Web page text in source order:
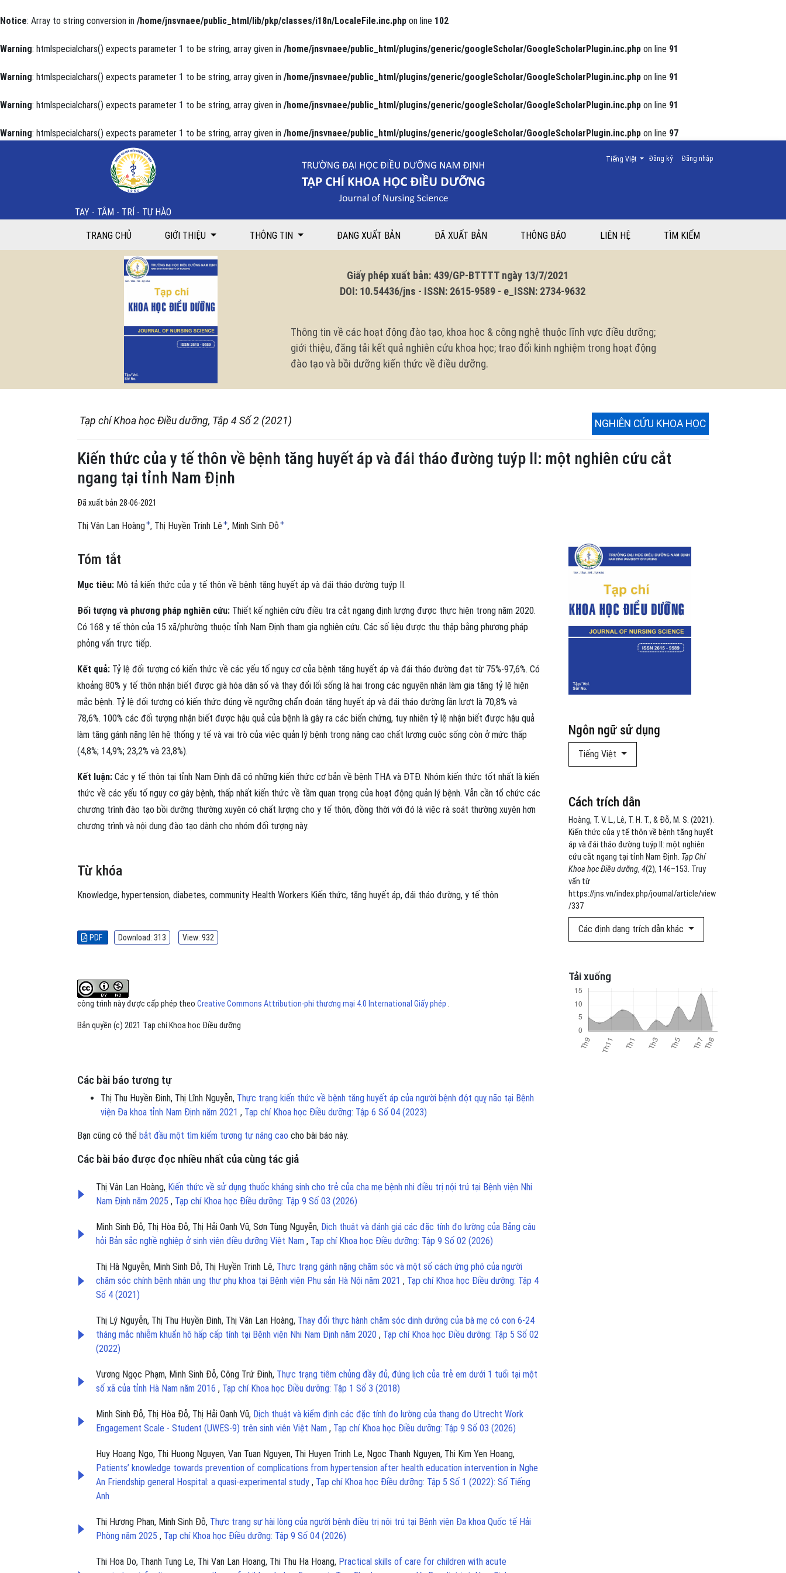
Notice: Array to string conversion in /home/jnsvnaee/public_html/lib/pkp/classes/i18n/LocaleFile.inc.php on line 102
Warning: htmlspecialchars() expects parameter 1 to be string, array given in /home/jnsvnaee/public_html/plugins/generic/googleScholar/GoogleScholarPlugin.inc.php on line 91
Warning: htmlspecialchars() expects parameter 1 to be string, array given in /home/jnsvnaee/public_html/plugins/generic/googleScholar/GoogleScholarPlugin.inc.php on line 91
Warning: htmlspecialchars() expects parameter 1 to be string, array given in /home/jnsvnaee/public_html/plugins/generic/googleScholar/GoogleScholarPlugin.inc.php on line 91
Warning: htmlspecialchars() expects parameter 1 to be string, array given in /home/jnsvnaee/public_html/plugins/generic/googleScholar/GoogleScholarPlugin.inc.php on line 97
Kiến thức của y tế thôn về bệnh tăng huyết áp và đái tháo đường tuýp II: một nghiên cứu cắt ngang tại tỉnh Nam Định
TAY - TÂM - TRÍ - TỰ HÀO
Đăng ký Đăng nhập
Thay đổi ngôn ngữ. Ngôn ngữ hiện tại là:
Tiếng Việt
TRANG CHỦ GIỚI THIỆU THÔNG TIN ĐANG XUẤT BẢN ĐÃ XUẤT BẢN THÔNG BÁO LIÊN HỆ TÌM KIẾM
Giấy phép xuất bản: 439/GP-BTTTT ngày 13/7/2021
DOI: 10.54436/jns - ISSN: 2615-9589 - e_ISSN: 2734-9632
Thông tin về các hoạt động đào tạo, khoa học & công nghệ thuộc lĩnh vực điều dưỡng;
giới thiệu, đăng tải kết quả nghiên cứu khoa học; trao đổi kinh nghiệm trong hoạt động
đào tạo và bồi dưỡng kiến thức về điều dưỡng.
Tạp chí Khoa học Điều dưỡng, Tập 4 Số 2 (2021) NGHIÊN CỨU KHOA HỌC
Kiến thức của y tế thôn về bệnh tăng huyết áp và đái tháo đường tuýp II: một nghiên cứu cắt
ngang tại tỉnh Nam Định
Đã xuất bản 28-06-2021
Thị Vân Lan Hoàng+ Thị Huyền Trinh Lê + Minh Sinh Đỗ +
Ngôn ngữ sử dụng
Tiếng Việt
Cách trích dẫn
Hoàng, T. V. L., Lê, T. H. T., & Đỗ, M. S. (2021).
Kiến thức của y tế thôn về bệnh tăng huyết
áp và đái tháo đường tuýp II: một nghiên
cứu cắt ngang tại tỉnh Nam Định. Tạp Chí
Khoa học Điều dưỡng, 4(2), 146–153. Truy
vấn từ
https://jns.vn/index.php/journal/article/view
/337
Các định dạng trích dẫn khác
Tải xuống
Tóm tắt
Mục tiêu: Mô tả kiến thức của y tế thôn về bệnh tăng huyết áp và đái tháo đường tuýp II.
Đối tượng và phương pháp nghiên cứu: Thiết kế nghiên cứu điều tra cắt ngang định lượng được thực hiện trong năm 2020.
Có 168 y tế thôn của 15 xã/phường thuộc tỉnh Nam Định tham gia nghiên cứu. Các số liệu được thu thập bằng phương pháp
phỏng vấn trực tiếp.
Kết quả: Tỷ lệ đối tượng có kiến thức về các yếu tố nguy cơ của bệnh tăng huyết áp và đái tháo đường đạt từ 75%-97,6%. Có
khoảng 80% y tế thôn nhận biết được già hóa dân số và thay đổi lối sống là hai trong các nguyên nhân làm gia tăng tỷ lệ hiện
mắc bệnh. Tỷ lệ đối tượng có kiến thức đúng về ngưỡng chẩn đoán tăng huyết áp và đái tháo đường lần lượt là 70,8% và
78,6%. 100% các đối tượng nhận biết được hậu quả của bệnh là gây ra các biến chứng, tuy nhiên tỷ lệ nhận biết được hậu quả
làm tăng gánh nặng lên hệ thống y tế và vai trò của việc quản lý bệnh trong nâng cao chất lượng cuộc sống còn ở mức thấp
(4,8%; 14,9%; 23,2% và 23,8%).
Kết luận: Các y tế thôn tại tỉnh Nam Định đã có những kiến thức cơ bản về bệnh THA và ĐTĐ. Nhóm kiến thức tốt nhất là kiến
thức về các yếu tố nguy cơ gây bệnh, thấp nhất kiến thức về tầm quan trọng của hoạt động quản lý bệnh. Vẫn cần tổ chức các
chương trình đào tạo bồi dưỡng thường xuyên có chất lượng cho y tế thôn, đồng thời với đó là việc rà soát thường xuyên hơn
chương trình và nội dung đào tạo dành cho nhóm đối tượng này.
Từ khóa
Knowledge, hypertension, diabetes, community Health Workers Kiến thức, tăng huyết áp, đái tháo đường, y tế thôn
PDF Download: 313 View: 932
công trình này được cấp phép theo Creative Commons Attribution-phi thương mại 4.0 International Giấy phép .
Bản quyền (c) 2021 Tạp chí Khoa học Điều dưỡng
Các bài báo tương tự
Thị Thu Huyền Đinh, Thị Lĩnh Nguyễn, Thực trạng kiến thức về bệnh tăng huyết áp của người bệnh đột quỵ não tại Bệnh
viện Đa khoa tỉnh Nam Định năm 2021 , Tạp chí Khoa học Điều dưỡng: Tập 6 Số 04 (2023)
Bạn cũng có thể bắt đầu một tìm kiếm tương tự nâng cao cho bài báo này.
Các bài báo được đọc nhiều nhất của cùng tác giả
Thị Vân Lan Hoàng, Kiến thức về sử dụng thuốc kháng sinh cho trẻ của cha mẹ bệnh nhi điều trị nội trú tại Bệnh viện Nhi
Nam Định năm 2025 , Tạp chí Khoa học Điều dưỡng: Tập 9 Số 03 (2026)
Minh Sinh Đỗ, Thị Hòa Đỗ, Thị Hải Oanh Vũ, Sơn Tùng Nguyễn, Dịch thuật và đánh giá các đặc tính đo lường của Bảng câu
hỏi Bản sắc nghề nghiệp ở sinh viên điều dưỡng Việt Nam , Tạp chí Khoa học Điều dưỡng: Tập 9 Số 02 (2026)
Thị Hà Nguyễn, Minh Sinh Đỗ, Thị Huyền Trinh Lê, Thực trạng gánh nặng chăm sóc và một số cách ứng phó của người
chăm sóc chính bệnh nhân ung thư phụ khoa tại Bệnh viện Phụ sản Hà Nội năm 2021 , Tạp chí Khoa học Điều dưỡng: Tập 4
Số 4 (2021)
Thị Lý Nguyễn, Thị Thu Huyền Đinh, Thị Vân Lan Hoàng, Thay đổi thực hành chăm sóc dinh dưỡng của bà mẹ có con 6-24
tháng mắc nhiễm khuẩn hô hấp cấp tính tại Bệnh viện Nhi Nam Định năm 2020 , Tạp chí Khoa học Điều dưỡng: Tập 5 Số 02
(2022)
Vương Ngọc Phạm, Minh Sinh Đỗ, Công Trứ Đinh, Thực trạng tiêm chủng đầy đủ, đúng lịch của trẻ em dưới 1 tuổi tại một
số xã của tỉnh Hà Nam năm 2016 , Tạp chí Khoa học Điều dưỡng: Tập 1 Số 3 (2018)
Minh Sinh Đỗ, Thị Hòa Đỗ, Thị Hải Oanh Vũ, Dịch thuật và kiểm định các đặc tính đo lường của thang đo Utrecht Work
Engagement Scale - Student (UWES-9) trên sinh viên Việt Nam , Tạp chí Khoa học Điều dưỡng: Tập 9 Số 03 (2026)
Huy Hoang Ngo, Thi Huong Nguyen, Van Tuan Nguyen, Thi Huyen Trinh Le, Ngoc Thanh Nguyen, Thi Kim Yen Hoang,
Patients’ knowledge towards prevention of complications from hypertension after health education intervention in Nghe
An Friendship general Hospital: a quasi-experimental study , Tạp chí Khoa học Điều dưỡng: Tập 5 Số 1 (2022): Số Tiếng
Anh
Thị Hương Phan, Minh Sinh Đỗ, Thực trạng sự hài lòng của người bệnh điều trị nội trú tại Bệnh viện Đa khoa Quốc tế Hải
Phòng năm 2025 , Tạp chí Khoa học Điều dưỡng: Tập 9 Số 04 (2026)
Thi Hoa Do, Thanh Tung Le, Thi Van Lan Hoang, Thi Thu Ha Hoang, Practical skills of care for children with acute